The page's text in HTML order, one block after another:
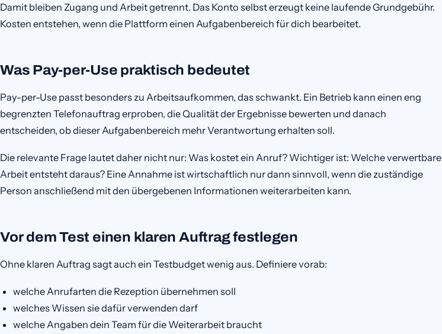
Damit bleiben Zugang und Arbeit getrennt. Das Konto selbst erzeugt keine laufende Grundgebühr.
Kosten entstehen, wenn die Plattform einen Aufgabenbereich für dich bearbeitet.
Was Pay-per-Use praktisch bedeutet
Pay-per-Use passt besonders zu Arbeitsaufkommen, das schwankt. Ein Betrieb kann einen eng
begrenzten Telefonauftrag erproben, die Qualität der Ergebnisse bewerten und danach
entscheiden, ob dieser Aufgabenbereich mehr Verantwortung erhalten soll.
Die relevante Frage lautet daher nicht nur: Was kostet ein Anruf? Wichtiger ist: Welche verwertbare
Arbeit entsteht daraus? Eine Annahme ist wirtschaftlich nur dann sinnvoll, wenn die zuständige
Person anschließend mit den übergebenen Informationen weiterarbeiten kann.
Vor dem Test einen klaren Auftrag festlegen
Ohne klaren Auftrag sagt auch ein Testbudget wenig aus. Definiere vorab:
welche Anrufarten die Rezeption übernehmen soll
welches Wissen sie dafür verwenden darf
welche Angaben dein Team für die Weiterarbeit braucht